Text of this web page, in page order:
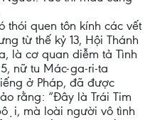
thói quen tôn kính các vết
từ thế kỷ 13, Hội Thánh
là cơ quan diễm tả Tình
nữ tu Mác-ga-ri-ta
ở Pháp, đã được
rằng: “Đây là Trái Tim
mà loài người vô tình